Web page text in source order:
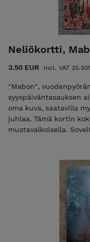
Neliökortti,
3.50 EUR Incl. VAT
"Mabon",
syyspäiväntasauksen
oma kuva, saatavilla
juhlaa. Tämä kortin
mustavalkoisella.